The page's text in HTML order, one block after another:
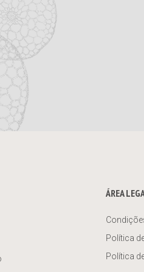
ÁREA
Política
Política